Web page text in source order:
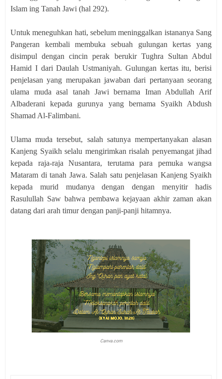
Islam ing Tanah Jawi (hal 292).
Untuk meneguhkan hati, sebelum meninggalkan istananya Sang
Pangeran kembali membuka sebuah gulungan kertas yang
disimpul dengan cincin perak berukir Tughra Sultan Abdul
Hamid I dari Daulah Ustmaniyah. Gulungan kertas itu, berisi
penjelasan yang merupakan jawaban dari pertanyaan seorang
ulama muda asal tanah Jawi bernama Iman Abdullah Arif
Albaderani kepada gurunya yang bernama Syaikh Abdush
Shamad Al-Falimbani.
Ulama muda tersebut, salah satunya mempertanyakan alasan
Kanjeng Syaikh selalu mengirimkan risalah penyemangat jihad
kepada raja-raja Nusantara, terutama para pemuka wangsa
Mataram di tanah Jawa. Salah satu penjelasan Kanjeng Syaikh
kepada murid mudanya dengan dengan menyitir hadis
Rasulullah Saw bahwa pembawa kejayaan akhir zaman akan
datang dari arah timur dengan panji-panji hitamnya.
Canva.com